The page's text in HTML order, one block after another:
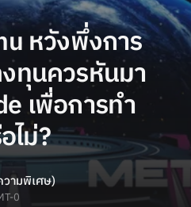
หวังพึ่งการ
งทุนควรหันมา
เพื่อการทำ
ไม่?
ามพิเศษ)
0